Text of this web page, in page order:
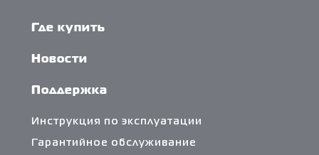
Где купить
Новости
Поддержка
Инструкция по эксплуатации
Гарантийное обслуживание